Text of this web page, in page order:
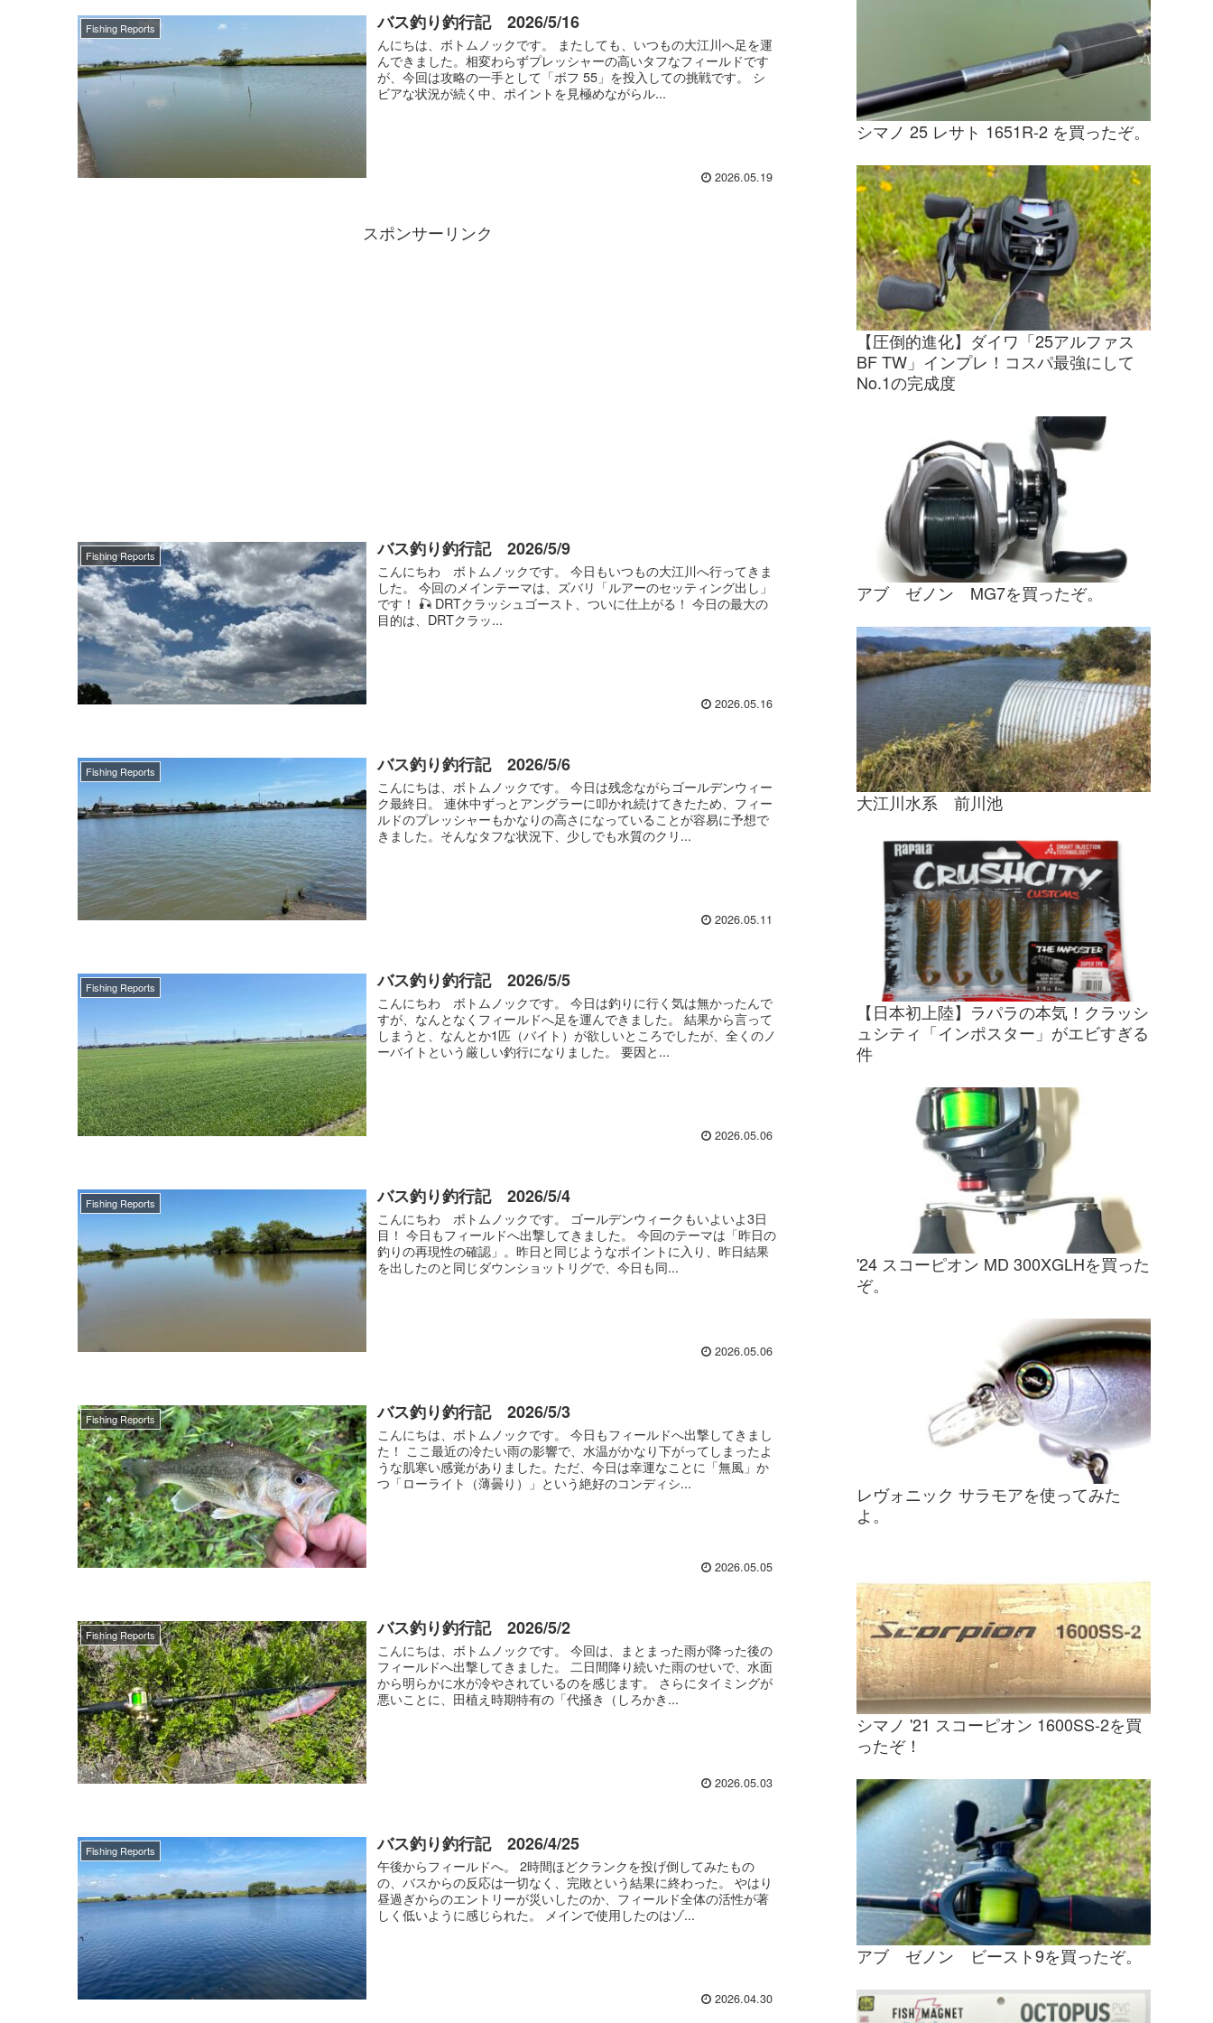
Fishing Reports バス釣り釣行記 2026/5/16
んにちは、ボトムノックです。 またしても、いつもの大江川へ足を運
んできました。相変わらずプレッシャーの高いタフなフィールドです
が、今回は攻略の一手として「ボフ 55」を投入しての挑戦です。 シ
ビアな状況が続く中、ポイントを見極めながらル...
2026.05.19
スポンサーリンク
Fishing Reports バス釣り釣行記 2026/5/9
こんにちわ ボトムノックです。 今日もいつもの大江川へ行ってきま
した。 今回のメインテーマは、ズバリ「ルアーのセッティング出し」
です！ 🎣 DRTクラッシュゴースト、ついに仕上がる！ 今日の最大の
目的は、DRTクラッ...
2026.05.16
Fishing Reports バス釣り釣行記 2026/5/6
こんにちは、ボトムノックです。 今日は残念ながらゴールデンウィー
ク最終日。 連休中ずっとアングラーに叩かれ続けてきたため、フィー
ルドのプレッシャーもかなりの高さになっていることが容易に予想で
きました。そんなタフな状況下、少しでも水質のクリ...
2026.05.11
Fishing Reports バス釣り釣行記 2026/5/5
こんにちわ ボトムノックです。 今日は釣りに行く気は無かったんで
すが、なんとなくフィールドへ足を運んできました。 結果から言って
しまうと、なんとか1匹（バイト）が欲しいところでしたが、全くのノ
ーバイトという厳しい釣行になりました。 要因と...
2026.05.06
Fishing Reports バス釣り釣行記 2026/5/4
こんにちわ ボトムノックです。 ゴールデンウィークもいよいよ3日
目！ 今日もフィールドへ出撃してきました。 今回のテーマは「昨日の
釣りの再現性の確認」。昨日と同じようなポイントに入り、昨日結果
を出したのと同じダウンショットリグで、今日も同...
2026.05.06
Fishing Reports バス釣り釣行記 2026/5/3
こんにちは、ボトムノックです。 今日もフィールドへ出撃してきまし
た！ ここ最近の冷たい雨の影響で、水温がかなり下がってしまったよ
うな肌寒い感覚がありました。ただ、今日は幸運なことに「無風」か
つ「ローライト（薄曇り）」という絶好のコンディシ...
2026.05.05
Fishing Reports バス釣り釣行記 2026/5/2
こんにちは、ボトムノックです。 今回は、まとまった雨が降った後の
フィールドへ出撃してきました。 二日間降り続いた雨のせいで、水面
から明らかに水が冷やされているのを感じます。 さらにタイミングが
悪いことに、田植え時期特有の「代掻き（しろかき...
2026.05.03
Fishing Reports バス釣り釣行記 2026/4/25
午後からフィールドへ。 2時間ほどクランクを投げ倒してみたもの
の、バスからの反応は一切なく、完敗という結果に終わった。 やはり
昼過ぎからのエントリーが災いしたのか、フィールド全体の活性が著
しく低いように感じられた。 メインで使用したのはゾ...
2026.04.30
シマノ 25 レサト 1651R-2 を買ったぞ。
【圧倒的進化】ダイワ「25アルファス
BF TW」インプレ！コスパ最強にして
No.1の完成度
アブ ゼノン MG7を買ったぞ。
大江川水系 前川池
【日本初上陸】ラパラの本気！クラッシ
ュシティ「インポスター」がエビすぎる
件
'24 スコーピオン MD 300XGLHを買った
ぞ。
レヴォニック サラモアを使ってみた
よ。
シマノ '21 スコーピオン 1600SS-2を買
ったぞ！
アブ ゼノン ビースト9を買ったぞ。